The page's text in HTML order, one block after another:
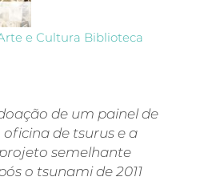
e Cultura Biblioteca
de um painel de
de tsurus e a
semelhante
o tsunami de 2011